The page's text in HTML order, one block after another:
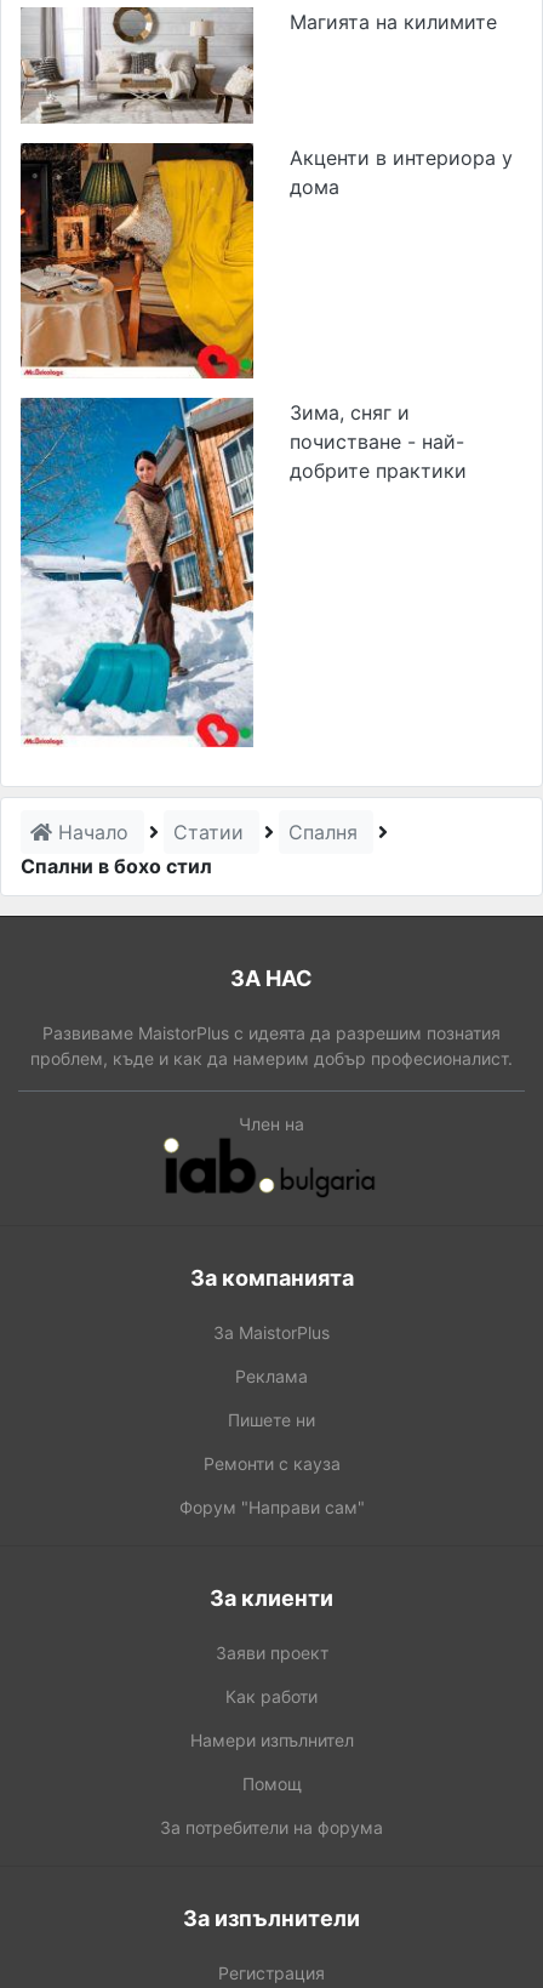
Магията на килимите
Акценти в интериора у
дома
Зима, сняг и
почистване - най-
добрите практики
Начало Статии
Спалня
Спални в бохо стил
ЗА НАС
Развиваме MaistorPlus с идеята да разрешим познатия
проблем, къде и как да намерим добър професионалист.
Член на
За компанията
За MaistorPlus
Реклама
Пишете ни
Ремонти с кауза
Форум "Направи сам"
За клиенти
Заяви проект
Как работи
Намери изпълнител
Помощ
За потребители на форума
За изпълнители
Регистрация